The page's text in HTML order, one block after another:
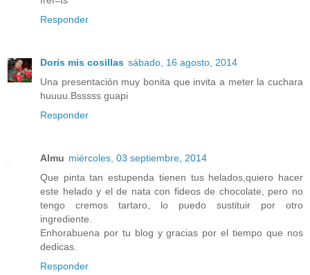
Responder
Doris mis cosillas sábado, 16 agosto, 2014
Una presentación muy bonita que invita a meter la cuchara
huuuu.Bsssss guapi
Responder
Almu miércoles, 03 septiembre, 2014
Que pinta tan estupenda tienen tus helados,quiero hacer
este helado y el de nata con fideos de chocolate, pero no
tengo cremos tartaro, lo puedo sustituir por otro
ingrediente.
Enhorabuena por tu blog y gracias por el tiempo que nos
dedicas.
Responder